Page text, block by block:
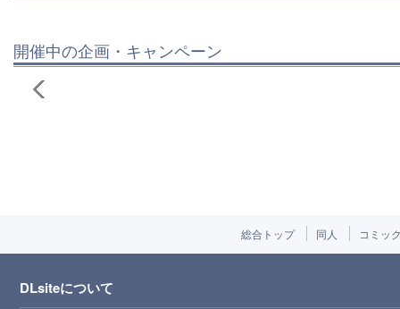
開催中の企画・キャンペーン
総合トップ 同人 コミッ
DLsiteについて